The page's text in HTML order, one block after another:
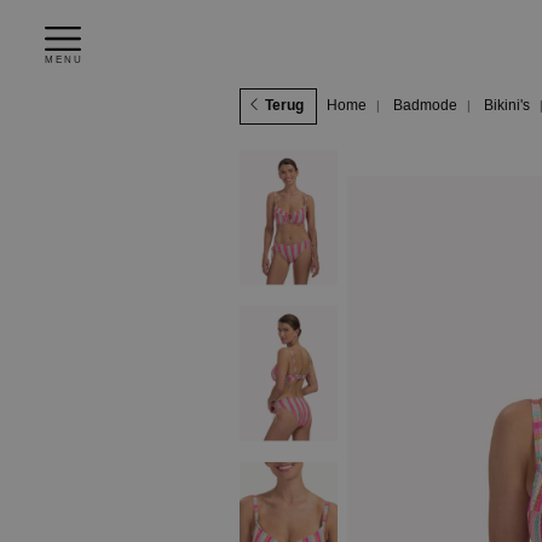
MENU
Terug Home Badmode Bikini's